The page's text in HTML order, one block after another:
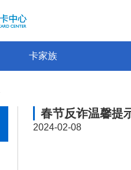
卡家族
春节反诈温馨提
2024-02-08